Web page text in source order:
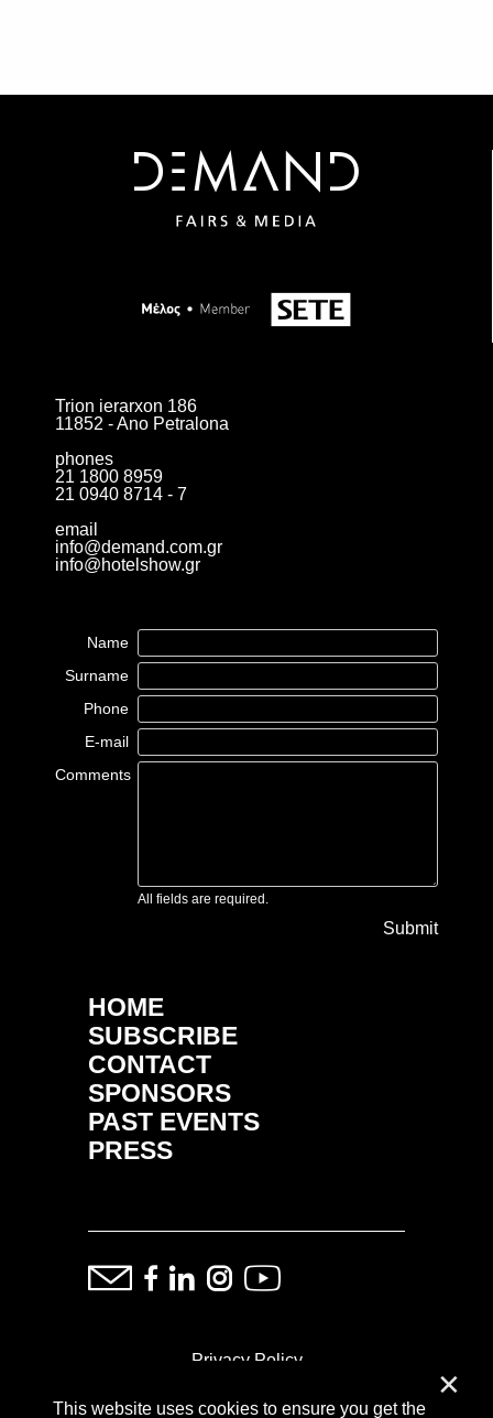
This website uses cookies to ensure you get the
✕
Trion ierarxon 186
11852 - Ano Petralona
phones
21 1800 8959
21 0940 8714 - 7
email
info@demand.com.gr
info@hotelshow.gr
Name
Surname
Phone
E-mail
Comments
All fields are required.
Submit
HOME
SUBSCRIBE
CONTACT
SPONSORS
PAST EVENTS
PRESS
Privacy Policy